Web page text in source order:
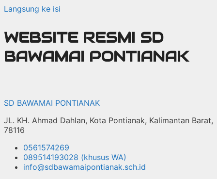
Langsung ke isi
WEBSITE RESMI SD
BAWAMAI PONTIANAK
SD BAWAMAI PONTIANAK
JL. KH. Ahmad Dahlan, Kota Pontianak, Kalimantan Barat,
78116
0561574269
089514193028 (khusus WA)
info@sdbawamaipontianak.sch.id